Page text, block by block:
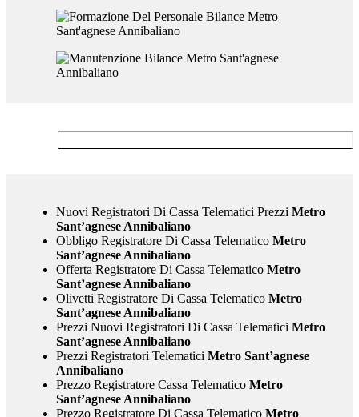
Nuovi Registratori Di Cassa Telematici Prezzi Metro
Sant’agnese Annibaliano
Obbligo Registratore Di Cassa TelematicoMetro
Sant’agnese Annibaliano
Offerta Registratore Di Cassa TelematicoMetro
Sant’agnese Annibaliano
Olivetti Registratore Di Cassa TelematicoMetro
Sant’agnese Annibaliano
Prezzi Nuovi Registratori Di Cassa Telematici Metro
Sant’agnese Annibaliano
Prezzi Registratori Telematici Metro Sant’agnese
Annibaliano
Prezzo Registratore Cassa TelematicoMetro
Sant’agnese Annibaliano
Prezzo Registratore Di Cassa TelematicoMetro